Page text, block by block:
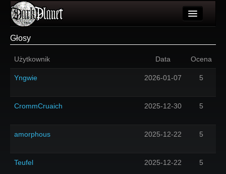
Wydarzenia
Forum
Głosy
Użytkownik Data Ocena
Yngwie 2026-01-07 5
CrommCruaich 2025-12-30 5
amorphous 2025-12-22 5
Teufel 2025-12-22 5